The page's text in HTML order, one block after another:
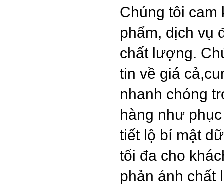
Chúng tôi cam
phẩm, dịch vụ
chất lượng.
tin về giá
nhanh chóng
hàng như
tiết lộ bí mật
tối đa cho
phản ánh chất